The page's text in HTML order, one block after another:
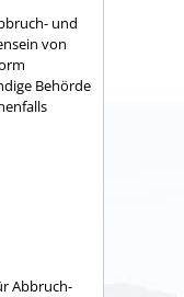
und
von
Behörde
Abbruch-